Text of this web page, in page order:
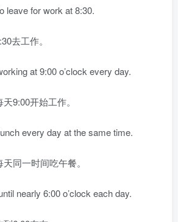
leave for work at 8:30.
去工作。
at 9:00 o’clock every day.
9:00开始工作。
every day at the same time.
同一时间吃午餐。
nearly 6:00 o’clock each day.